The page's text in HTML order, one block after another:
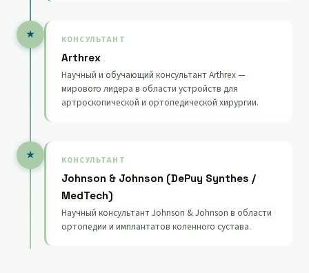
★ КОНСУЛЬТАНТ
Arthrex
Научный и обучающий консультант Arthrex —
мирового лидера в области устройств для
артроскопической и ортопедической хирургии.
★ КОНСУЛЬТАНТ
Johnson & Johnson (DePuy Synthes /
MedTech)
Научный консультант Johnson & Johnson в области
ортопедии и имплантатов коленного сустава.